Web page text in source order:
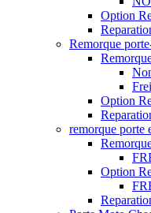
Option
Remorque
Option
remorque porte
Option